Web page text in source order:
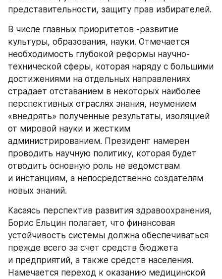
представительности, защиту прав избирателей.
В числе главных приоритетов -развитие
культуры, образования, науки. Отмечается
необходимость глубокой реформы научно-
технической сферы, которая наряду с большими
достижениями на отдельных направлениях
страдает отставанием в некоторых наиболее
перспективных отраслях знания, неумением
«внедрять» полученные результаты, изоляцией
от мировой науки и жестким
администрированием. Президент намерен
проводить научную политику, которая будет
отводить основную роль не ведомствам
и инстанциям, а непосредственно создателям
новых знаний.
Касаясь перспектив развития здравоохранения,
Борис Ельцин полагает, что финансовая
устойчивость системы должна обеспечиваться
прежде всего за счет средств бюджета
и предприятий, а также средств населения.
Намечается переход к оказанию медицинской